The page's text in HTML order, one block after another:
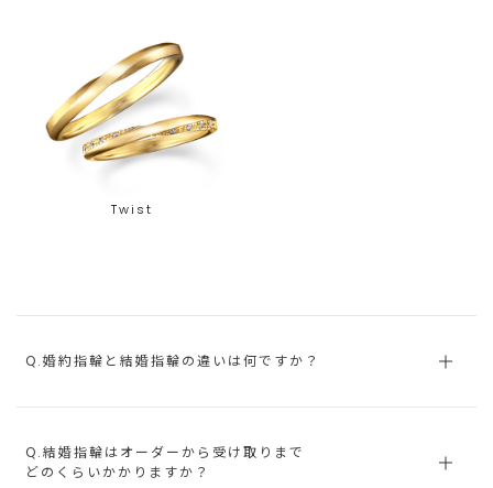
Twist
Q.婚約指輪と結婚指輪の違いは何ですか？
Q.結婚指輪はオーダーから受け取りまで
どのくらいかかりますか？